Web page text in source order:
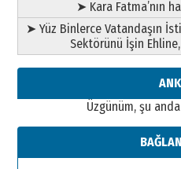
➤ Kara Fatma’nın
➤ Yüz Binlerce Vatandaşın
Sektörünü İşin
Üzgünüm, şu